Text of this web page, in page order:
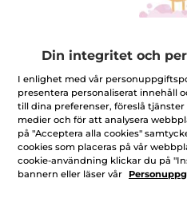
100%vegetabiliska
ingredienser
Din integritet och
I enlighet med vår
presentera personaliserat innehåll
till dina preferenser, föreslå
medier och för att analysera
på "Acceptera alla cookies"
cookies som placeras på vår
cookie-användning klickar du på
bannern eller läser vår